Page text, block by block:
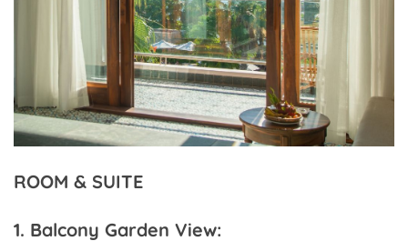
ROOM & SUITE
1. Balcony Garden View: